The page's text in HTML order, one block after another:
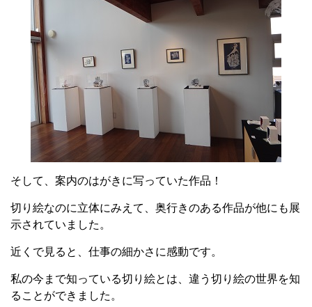
そして、案内のはがきに写っていた作品！
切り絵なのに立体にみえて、奥行きのある作品が他にも展
示されていました。
近くで見ると、仕事の細かさに感動です。
私の今まで知っている切り絵とは、違う切り絵の世界を知
ることができました。